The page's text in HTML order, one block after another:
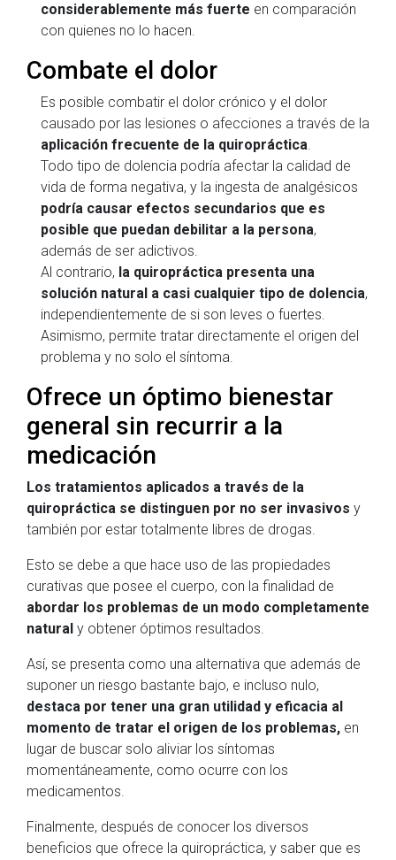
considerablemente más fuerte en comparación
con quienes no lo hacen.
Combate el dolor
Es posible combatir el dolor crónico y el dolor
causado por las lesiones o afecciones a través de la
aplicación frecuente de la quiropráctica.
Todo tipo de dolencia podría afectar la calidad de
vida de forma negativa, y la ingesta de analgésicos
podría causar efectos secundarios que es
posible que puedan debilitar a la persona,
además de ser adictivos.
Al contrario, la quiropráctica presenta una
solución natural a casi cualquier tipo de dolencia,
independientemente de si son leves o fuertes.
Asimismo, permite tratar directamente el origen del
problema y no solo el síntoma.
Ofrece un óptimo bienestar
general sin recurrir a la
medicación
Los tratamientos aplicados a través de la
quiropráctica se distinguen por no ser invasivos y
también por estar totalmente libres de drogas.
Esto se debe a que hace uso de las propiedades
curativas que posee el cuerpo, con la finalidad de
abordar los problemas de un modo completamente
natural y obtener óptimos resultados.
Así, se presenta como una alternativa que además de
suponer un riesgo bastante bajo, e incluso nulo,
destaca por tener una gran utilidad y eficacia al
momento de tratar el origen de los problemas, en
lugar de buscar solo aliviar los síntomas
momentáneamente, como ocurre con los
medicamentos.
Finalmente, después de conocer los diversos
beneficios que ofrece la quiropráctica, y saber que es